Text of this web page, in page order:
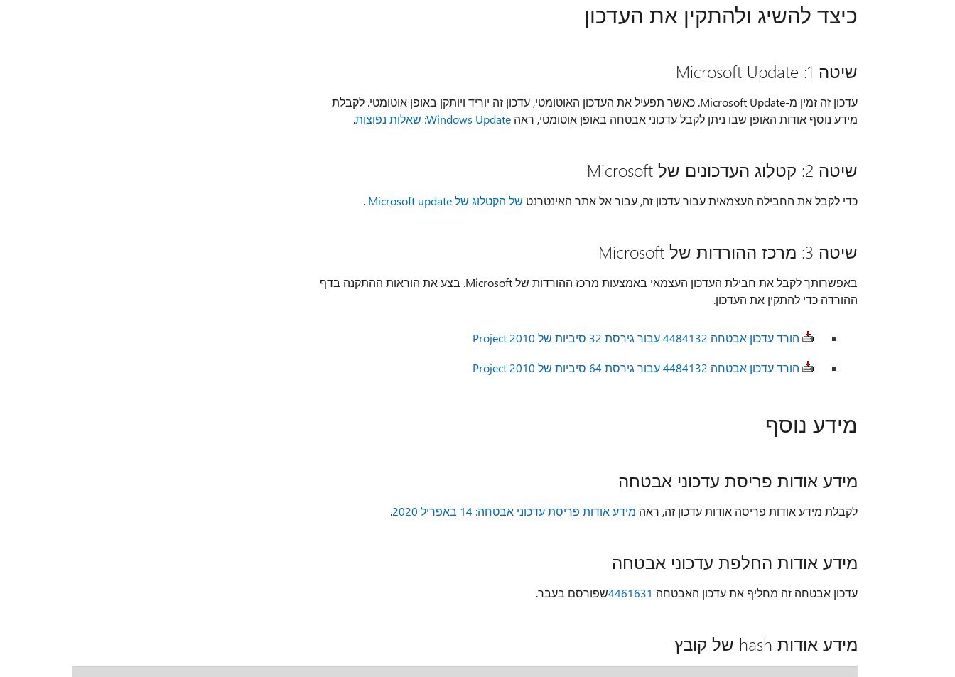
כיצד להשיג ולהתקין את העדכון
שיטה 1: Microsoft Update
עדכון זה זמין מ-Microsoft Update. כאשר תפעיל את העדכון האוטומטי, עדכון זה יוריד ויותקן באופן אוטומטי. לקבלת
מידע נוסף אודות האופן שבו ניתן לקבל עדכוני אבטחה באופן אוטומטי, ראה Windows Update: שאלות נפוצות .
שיטה 2: קטלוג העדכונים של Microsoft
כדי לקבל את החבילה העצמאית עבור עדכון זה, עבור אל אתר האינטרנט של הקטלוג של Microsoft update .
שיטה 3: מרכז ההורדות של Microsoft
באפשרותך לקבל את חבילת העדכון העצמאי באמצעות מרכז ההורדות של Microsoft. בצע את הוראות ההתקנה בדף
ההורדה כדי להתקין את העדכון.
הורד עדכון אבטחה 4484132 עבור גירסת 32 סיביות של Project 2010
הורד עדכון אבטחה 4484132 עבור גירסת 64 סיביות של Project 2010
מידע נוסף
מידע אודות פריסת עדכוני אבטחה
לקבלת מידע אודות פריסה אודות עדכון זה, ראה מידע אודות פריסת עדכוני אבטחה: 14 באפריל 2020 .
מידע אודות החלפת עדכוני אבטחה
עדכון אבטחה זה מחליף את עדכון האבטחה 4461631שפורסם בעבר.
מידע אודות hash של קובץ